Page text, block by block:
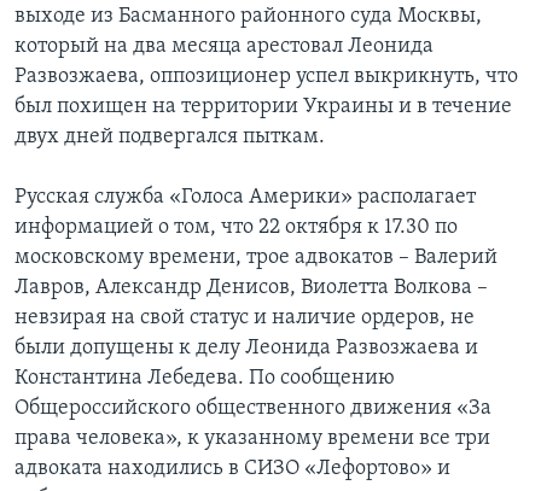
выходе из Басманного районного суда Москвы,
который на два месяца арестовал Леонида
Развозжаева, оппозиционер успел выкрикнуть, что
был похищен на территории Украины и в течение
двух дней подвергался пыткам.
Русская служба «Голоса Америки» располагает
информацией о том, что 22 октября к 17.30 по
московскому времени, трое адвокатов – Валерий
Лавров, Александр Денисов, Виолетта Волкова –
невзирая на свой статус и наличие ордеров, не
были допущены к делу Леонида Развозжаева и
Константина Лебедева. По сообщению
Общероссийского общественного движения «За
права человека», к указанному времени все три
адвоката находились в СИЗО «Лефортово» и